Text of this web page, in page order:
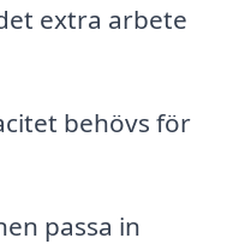
extra arbete
behövs för
passa in